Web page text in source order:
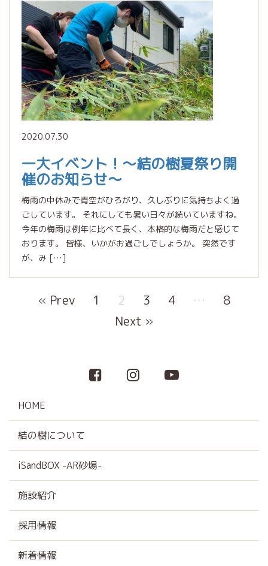
2020.07.30
一大イベント！〜結の樹夏祭り開
催のお知らせ〜
梅雨の中休みで青空がひろがり、久しぶりに気持ちよく過
ごしています。 それにしても暑い日々が続いていますね。
今年の梅雨は例年に比べて長く、本格的な梅雨だと感じて
おります。 皆様、いかがお過ごしでしょうか。 突然です
が、み […]
« Prev 1 2 3 4 …
8
Next »
HOME
結の樹について
iSandBOX -AR砂場-
施設紹介
採用情報
新着情報